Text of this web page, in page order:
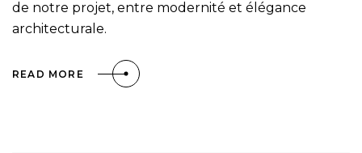
de notre projet, entre modernité et élégance
architecturale.
READ MORE